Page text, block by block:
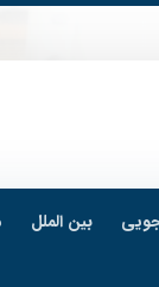
بین الملل